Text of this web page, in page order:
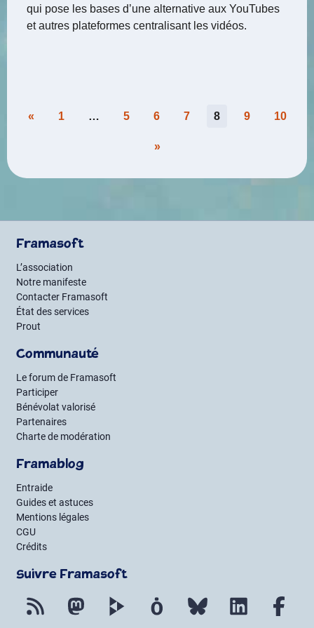
qui pose les bases d’une alternative aux YouTubes
et autres plateformes centralisant les vidéos.
Pagination
publications
« 1 … 5 6 7 8 9 10
»
Framasoft
L’association
Notre manifeste
Contacter Framasoft
État des services
Prout
Communauté
Le forum de Framasoft
Participer
Bénévolat valorisé
Partenaires
Charte de modération
Framablog
Entraide
Guides et astuces
Mentions légales
CGU
Crédits
Suivre Framasoft
Flux RSS Mastodon PeerTube Mobilizon Bluesky LinkedIn